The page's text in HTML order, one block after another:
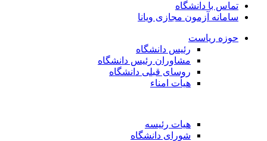
تماس با دانشگاه
سامانه آزمون مجازی ویانا
حوزه ریاست
رئیس دانشگاه
مشاوران رئیس دانشگاه
روسای قبلی دانشگاه
هیأت امناء
هیات رئیسه
شورای دانشگاه